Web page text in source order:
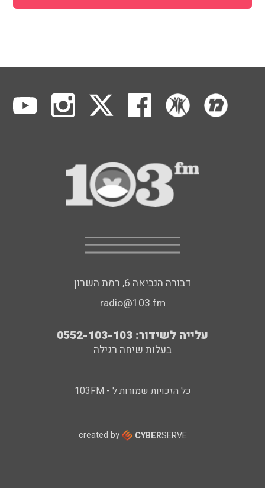
דבורה הנביאה 6, רמת השרון
radio@103.fm
עלייה לשידור: 0552-103-103
בעלות שיחה רגילה
כל הזכויות שמורות ל - 103FM
created by CYBERSERVE